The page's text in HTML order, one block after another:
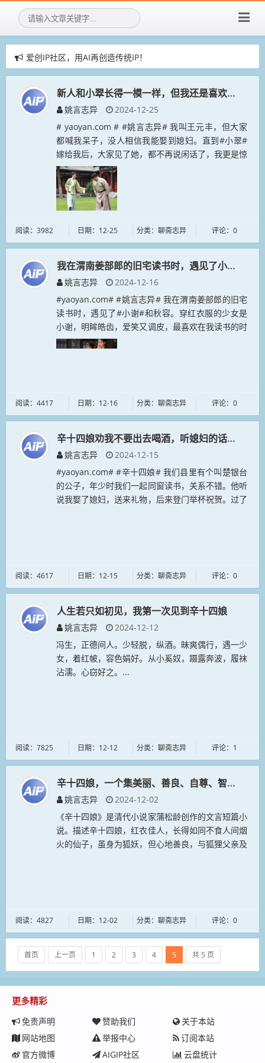
爱创IP社区，用AI再创造传统IP！
爱创IP社区，招募社区新成员！
赞助AIGIP社区公告
新人和小翠长得一模一样，但我还是喜欢原来的
姚言志异
2024-12-25
# yaoyan.com # #姚言志异# 我叫王元丰，但大家
都喊我呆子，没人相信我能娶到媳妇。直到#小翠#
嫁给我后，大家见了她，都不再说闲话了，我更是惊
为天人。小翠美丽聪慧，但行为异于常人。她从未嫌
弃我，一直在照顾...
阅读：3982 日期：12-25 分类：聊斋志异 评论：0
我在渭南姜部郎的旧宅读书时，遇见了小谢和秋容
姚言志异
2024-12-16
#yaoyan.com# #姚言志异# 我在渭南姜部郎的旧宅
读书时，遇见了#小谢#和秋容。穿红衣服的少女是
小谢，明眸皓齿，爱笑又调皮，最喜欢在我读书的时
候捉弄我。蓝衣服的是秋容，温婉可人，我喜欢吃她
阅读：4417 日期：12-16 分类：聊斋志异 评论：0
辛十四娘劝我不要出去喝酒，听媳妇的话是没错
姚言志异
2024-12-15
#yaoyan.com# #辛十四娘# 我们县里有个叫楚银台
的公子，年少时我们一起同窗读书，关系不错。他听
说我娶了媳妇，送来礼物，后来登门举杯祝贺。过了
阅读：4617 日期：12-15 分类：聊斋志异 评论：0
人生若只如初见，我第一次见到辛十四娘
姚言志异
2024-12-12
冯生，正德间人。少轻脱，纵酒。昧爽偶行，遇一少
女，着红帔，容色娟好。从小奚奴，蹑露奔波，履袜
沾濡。心窃好之。...
阅读：7825 日期：12-12 分类：聊斋志异 评论：1
辛十四娘，一个集美丽、善良、自尊、智慧于一
姚言志异
2024-12-02
《辛十四娘》是清代小说家蒲松龄创作的文言短篇小
说。描述辛十四娘，红衣佳人，长得如同不食人间烟
火的仙子，虽身为狐妖，但心地善良，与狐狸父亲及
阅读：4827 日期：12-02 分类：聊斋志异 评论：0
首页 上一页 1 2 3 4 5 共 5 页
更多精彩
免责声明 赞助我们
关于本站
网站地图
举报中心
订阅本站
官方微博
AIGIP社区 云盘统计